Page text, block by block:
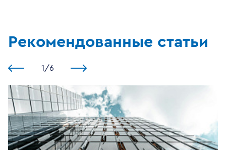
Рекомендованные статьи
1 /6